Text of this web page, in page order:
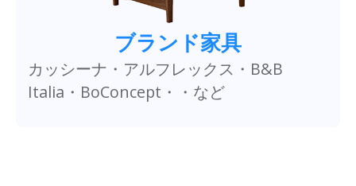
ブランド家具
カッシーナ・アルフレックス・B&B
Italia・BoConcept・・など